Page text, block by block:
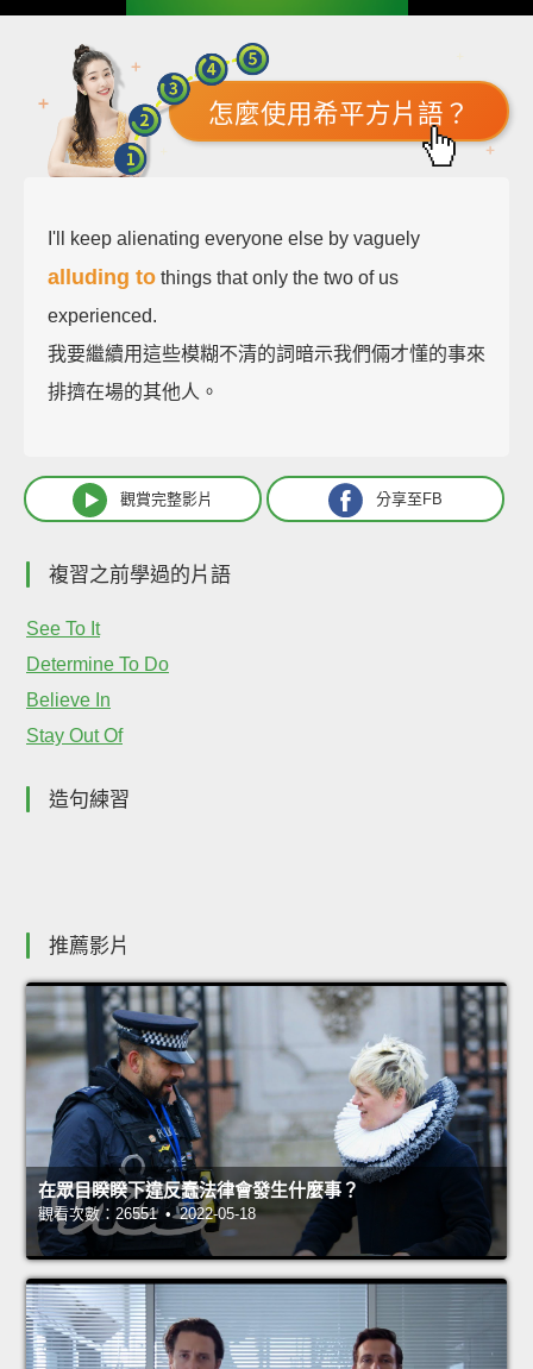
怎麼使用希平方片語？
I'll keep alienating everyone else by vaguely
alluding to things that only the two of us
experienced.
我要繼續用這些模糊不清的詞暗示我們倆才懂的事來
排擠在場的其他人。
觀賞完整影片 分享至FB
複習之前學過的片語
See To It
Determine To Do
Believe In
Stay Out Of
造句練習
推薦影片
在眾目睽睽下違反蠢法律會發生什麼事？
觀看次數：26551 • 2022-05-18